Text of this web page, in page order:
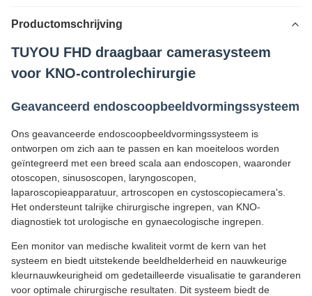
Productomschrijving
TUYOU FHD draagbaar camerasysteem
voor KNO-controlechirurgie
Geavanceerd endoscoopbeeldvormingssysteem
Ons geavanceerde endoscoopbeeldvormingssysteem is
ontworpen om zich aan te passen en kan moeiteloos worden
geïntegreerd met een breed scala aan endoscopen, waaronder
otoscopen, sinusoscopen, laryngoscopen,
laparoscopieapparatuur, artroscopen en cystoscopiecamera's.
Het ondersteunt talrijke chirurgische ingrepen, van KNO-
diagnostiek tot urologische en gynaecologische ingrepen.
Een monitor van medische kwaliteit vormt de kern van het
systeem en biedt uitstekende beeldhelderheid en nauwkeurige
kleurnauwkeurigheid om gedetailleerde visualisatie te garanderen
voor optimale chirurgische resultaten. Dit systeem biedt de